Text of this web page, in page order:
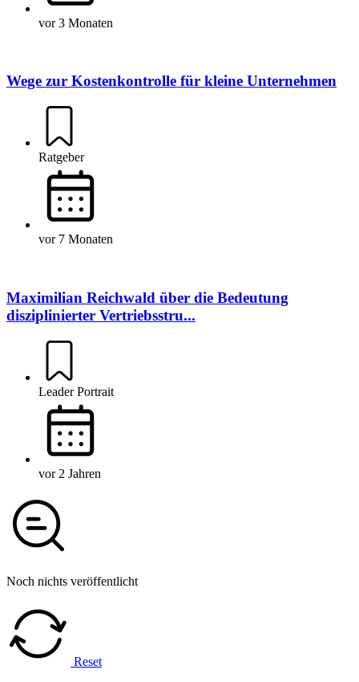
vor 3 Monaten
Wege zur Kostenkontrolle für kleine Unternehmen
Ratgeber
vor 7 Monaten
Maximilian Reichwald über die Bedeutung
disziplinierter Vertriebsstru...
Leader Portrait
vor 2 Jahren
Noch nichts veröffentlicht
Reset